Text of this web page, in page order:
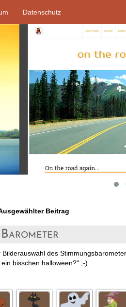
Datenschutz
Beitrag
des
bisschen halloween?" ;-).